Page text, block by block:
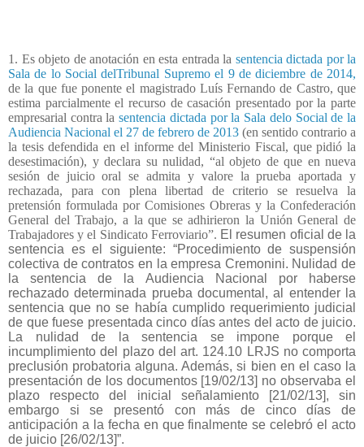
1. Es objeto de anotación en esta entrada la sentencia dictada por la
Sala de lo Social delTribunal Supremo el 9 de diciembre de 2014,
de la que fue ponente el magistrado Luís Fernando de Castro, que
estima parcialmente el recurso de casación presentado por la parte
empresarial contra lasentencia dictada por la Sala delo Social de la
Audiencia Nacional el 27 de febrero de 2013 (en sentido contrario a
la tesis defendida en el informe del Ministerio Fiscal, que pidió la
desestimación), y declara su nulidad, “al objeto de que en nueva
sesión de juicio oral se admita y valore la prueba aportada y
rechazada, para con plena libertad de criterio se resuelva la
pretensión formulada por Comisiones Obreras y la Confederación
General del Trabajo, a la que se adhirieron la Unión General de
Trabajadores y el Sindicato Ferroviario”. El resumen oficial de la
sentencia es el siguiente: “Procedimiento de suspensión
colectiva de contratos en la empresa Cremonini. Nulidad de
la sentencia de la Audiencia Nacional por haberse
rechazado determinada prueba documental, al entender la
sentencia que no se había cumplido requerimiento judicial
de que fuese presentada cinco días antes del acto de juicio.
La nulidad de la sentencia se impone porque el
incumplimiento del plazo del art. 124.10 LRJS no comporta
preclusión probatoria alguna. Además, si bien en el caso la
presentación de los documentos [19/02/13] no observaba el
plazo respecto del inicial señalamiento [21/02/13], sin
embargo si se presentó con más de cinco días de
anticipación a la fecha en que finalmente se celebró el acto
de juicio [26/02/13]”.